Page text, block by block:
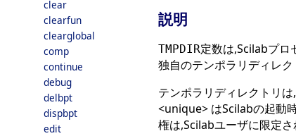
clear
clearfun
clearglobal
comp
continue
debug
delbpt
dispbpt
edit
説明
TMPDIR定数は,Scilabプロ
独自のテンポラリディレ
テンポラリディレクトリ
<unique> はScilabの起動
権は,Scilabユーザに限定